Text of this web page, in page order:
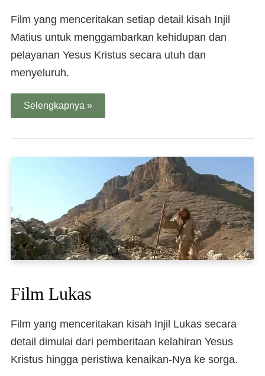
Film yang menceritakan setiap detail kisah Injil
Matius untuk menggambarkan kehidupan dan
pelayanan Yesus Kristus secara utuh dan
menyeluruh.
Selengkapnya »
Film Lukas
Film yang menceritakan kisah Injil Lukas secara
detail dimulai dari pemberitaan kelahiran Yesus
Kristus hingga peristiwa kenaikan-Nya ke sorga.